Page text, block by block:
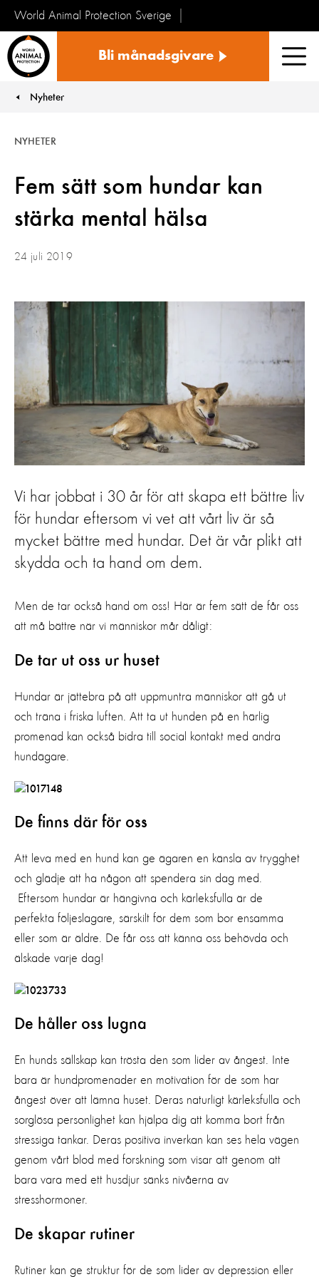
World Animal Protection Sverige
Bli månadsgivare
You are here:
Nyheter
Fem sätt som hundar kan
stärka mental hälsa
NYHETER
24 juli 2019
Vi har jobbat i 30 år för att skapa ett bättre liv
för hundar eftersom vi vet att vårt liv är så
mycket bättre med hundar. Det är vår plikt att
skydda och ta hand om dem.
Men de tar också hand om oss! Här är fem sätt de får oss
att må bättre när vi människor mår dåligt:
De tar ut oss ur huset
Hundar är jättebra på att uppmuntra människor att gå ut
och träna i friska luften. Att ta ut hunden på en härlig
promenad kan också bidra till social kontakt med andra
hundägare.
De finns där för oss
Att leva med en hund kan ge ägaren en känsla av trygghet
och glädje att ha någon att spendera sin dag med.
Eftersom hundar är hängivna och kärleksfulla är de
perfekta följeslagare, särskilt för dem som bor ensamma
eller som är äldre. De får oss att känna oss behövda och
älskade varje dag!
De håller oss lugna
En hunds sällskap kan trösta den som lider av ångest. Inte
bara är hundpromenader en motivation för de som har
ångest över att lämna huset. Deras naturligt kärleksfulla och
sorglösa personlighet kan hjälpa dig att komma bort från
stressiga tankar. Deras positiva inverkan kan ses hela vägen
genom vårt blod med forskning som visar att genom att
bara vara med ett husdjur sänks nivåerna av
stresshormoner.
De skapar rutiner
Rutiner kan ge struktur för de som lider av depression eller